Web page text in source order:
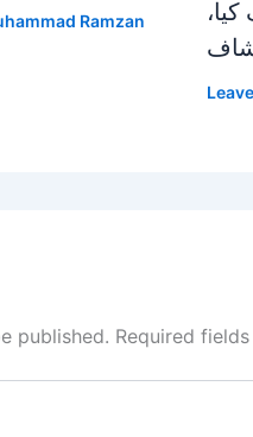
Ramzan
published. Required